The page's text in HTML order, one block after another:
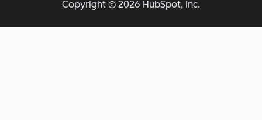
Copyright © 2026 HubSpot, Inc.